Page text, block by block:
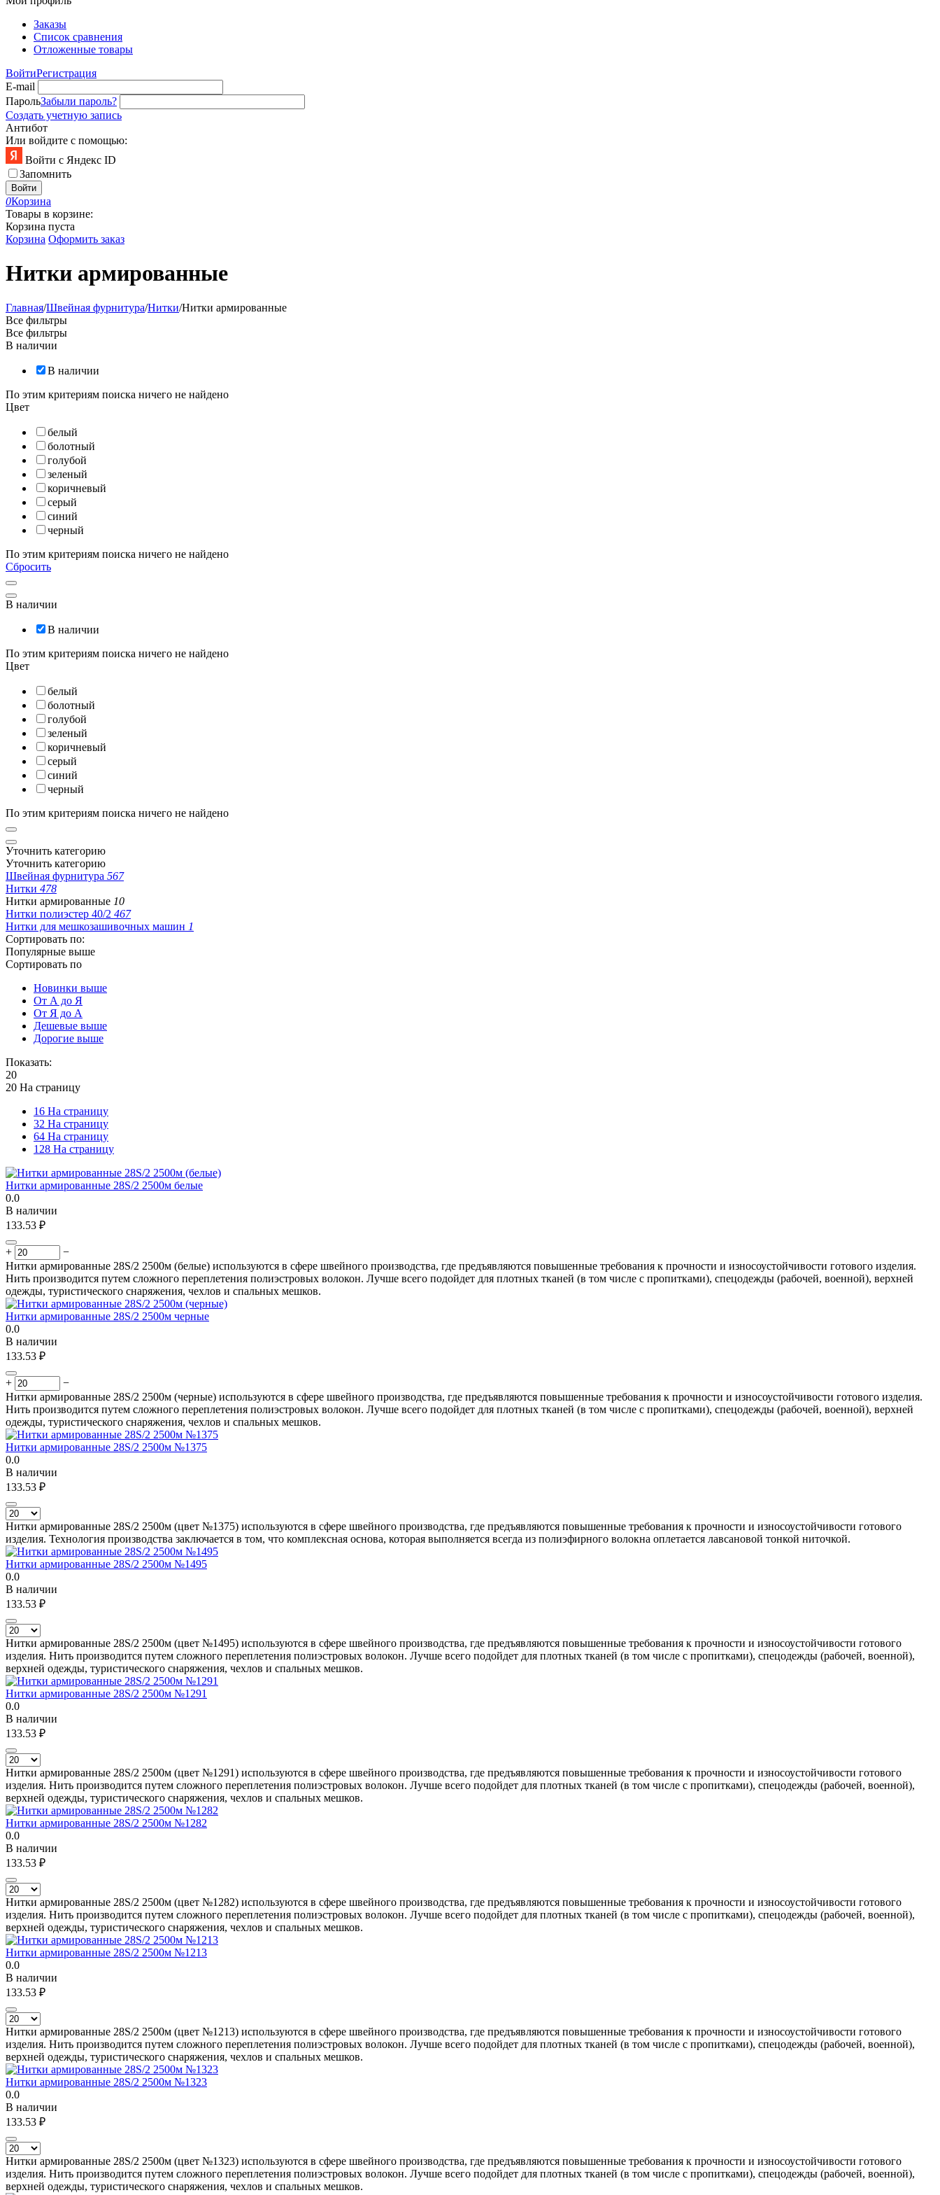
Заказы
Список сравнения
Отложенные товары
ВойтиРегистрация
E-mail
ПарольЗабыли пароль?
Создать учетную запись
Антибот
Или войдите с помощью:
Войти с Яндекс ID
Запомнить
Войти
0Корзина
Товары в корзине:
Корзина пуста
Корзина Оформить заказ
Нитки армированные
Главная/Швейная фурнитура/Нитки/Нитки армированные
Все фильтры
Все фильтры
В наличии
В наличии
По этим критериям поиска ничего не найдено
Цвет
белый
болотный
голубой
зеленый
коричневый
серый
синий
черный
По этим критериям поиска ничего не найдено
Сбросить
В наличии
В наличии
По этим критериям поиска ничего не найдено
Цвет
белый
болотный
голубой
зеленый
коричневый
серый
синий
черный
По этим критериям поиска ничего не найдено
Уточнить категорию
Уточнить категорию
Швейная фурнитура 567
Нитки 478
Нитки армированные 10
Нитки полиэстер 40/2 467
Нитки для мешкозашивочных машин 1
Сортировать по:
Популярные выше
Сортировать по
Новинки выше
От А до Я
От Я до А
Дешевые выше
Дорогие выше
Показать:
20
20 На страницу
16 На страницу
32 На страницу
64 На страницу
128 На страницу
Нитки армированные 28S/2 2500м белые
0.0
В наличии
133.53 ₽
+
−
Нитки армированные 28S/2 2500м (белые) используются в сфере швейного производства, где предъявляются повышенные требования к прочности и износоустойчивости готового изделия.
Нить производится путем сложного переплетения полиэстровых волокон. Лучше всего подойдет для плотных тканей (в том числе с пропитками), спецодежды (рабочей, военной), верхней
одежды, туристического снаряжения, чехлов и спальных мешков.
Нитки армированные 28S/2 2500м черные
0.0
В наличии
133.53 ₽
+
−
Нитки армированные 28S/2 2500м (черные) используются в сфере швейного производства, где предъявляются повышенные требования к прочности и износоустойчивости готового изделия.
Нить производится путем сложного переплетения полиэстровых волокон. Лучше всего подойдет для плотных тканей (в том числе с пропитками), спецодежды (рабочей, военной), верхней
одежды, туристического снаряжения, чехлов и спальных мешков.
Нитки армированные 28S/2 2500м №1375
0.0
В наличии
133.53 ₽
Нитки армированные 28S/2 2500м (цвет №1375) используются в сфере швейного производства, где предъявляются повышенные требования к прочности и износоустойчивости готового
изделия. Технология производства заключается в том, что комплексная основа, которая выполняется всегда из полиэфирного волокна оплетается лавсановой тонкой ниточкой.
Нитки армированные 28S/2 2500м №1495
0.0
В наличии
133.53 ₽
Нитки армированные 28S/2 2500м (цвет №1495) используются в сфере швейного производства, где предъявляются повышенные требования к прочности и износоустойчивости готового
изделия. Нить производится путем сложного переплетения полиэстровых волокон. Лучше всего подойдет для плотных тканей (в том числе с пропитками), спецодежды (рабочей, военной),
верхней одежды, туристического снаряжения, чехлов и спальных мешков.
Нитки армированные 28S/2 2500м №1291
0.0
В наличии
133.53 ₽
Нитки армированные 28S/2 2500м (цвет №1291) используются в сфере швейного производства, где предъявляются повышенные требования к прочности и износоустойчивости готового
изделия. Нить производится путем сложного переплетения полиэстровых волокон. Лучше всего подойдет для плотных тканей (в том числе с пропитками), спецодежды (рабочей, военной),
верхней одежды, туристического снаряжения, чехлов и спальных мешков.
Нитки армированные 28S/2 2500м №1282
0.0
В наличии
133.53 ₽
Нитки армированные 28S/2 2500м (цвет №1282) используются в сфере швейного производства, где предъявляются повышенные требования к прочности и износоустойчивости готового
изделия. Нить производится путем сложного переплетения полиэстровых волокон. Лучше всего подойдет для плотных тканей (в том числе с пропитками), спецодежды (рабочей, военной),
верхней одежды, туристического снаряжения, чехлов и спальных мешков.
Нитки армированные 28S/2 2500м №1213
0.0
В наличии
133.53 ₽
Нитки армированные 28S/2 2500м (цвет №1213) используются в сфере швейного производства, где предъявляются повышенные требования к прочности и износоустойчивости готового
изделия. Нить производится путем сложного переплетения полиэстровых волокон. Лучше всего подойдет для плотных тканей (в том числе с пропитками), спецодежды (рабочей, военной),
верхней одежды, туристического снаряжения, чехлов и спальных мешков.
Нитки армированные 28S/2 2500м №1323
0.0
В наличии
133.53 ₽
Нитки армированные 28S/2 2500м (цвет №1323) используются в сфере швейного производства, где предъявляются повышенные требования к прочности и износоустойчивости готового
изделия. Нить производится путем сложного переплетения полиэстровых волокон. Лучше всего подойдет для плотных тканей (в том числе с пропитками), спецодежды (рабочей, военной),
верхней одежды, туристического снаряжения, чехлов и спальных мешков.